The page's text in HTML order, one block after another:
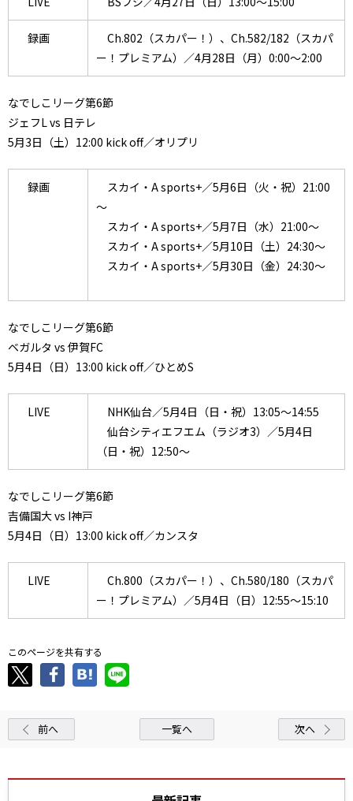
録画
Ch.802（スカパー！）、Ch.582/182（スカパ
ー！プレミアム）／4月28日（月）0:00～2:00
なでしこリーグ第6節
ジェフL vs 日テレ
5月3日（土）12:00 kick off／オリプリ
録画
スカイ・A sports+／5月6日（火・祝）21:00
～
スカイ・A sports+／5月7日（水）21:00～
スカイ・A sports+／5月10日（土）24:30～
スカイ・A sports+／5月30日（金）24:30～
なでしこリーグ第6節
ベガルタ vs 伊賀FC
5月4日（日）13:00 kick off／ひとめS
LIVE
NHK仙台／5月4日（日・祝）13:05～14:55
仙台シティエフエム（ラジオ3）／5月4日
（日・祝）12:50～
なでしこリーグ第6節
吉備国大 vs I神戸
5月4日（日）13:00 kick off／カンスタ
LIVE
Ch.800（スカパー！）、Ch.580/180（スカパ
ー！プレミアム）／5月4日（日）12:55～15:10
このページを共有する
前へ 一覧へ 次へ